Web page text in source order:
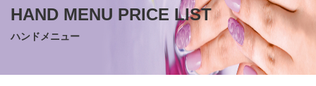
ハンドメニュー